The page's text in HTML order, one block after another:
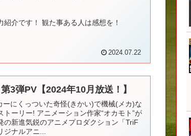
紹介です！ 観た事ある人は感想を！
2024.07.22
3弾PV【2024年10月放送！】
ーにくっついた奇怪(きかい)で機械(メカ)な
ーリー! アニメーション作家“オカモト”が
の新進気鋭のアニメプロダクション「TriF
ナルアニ...